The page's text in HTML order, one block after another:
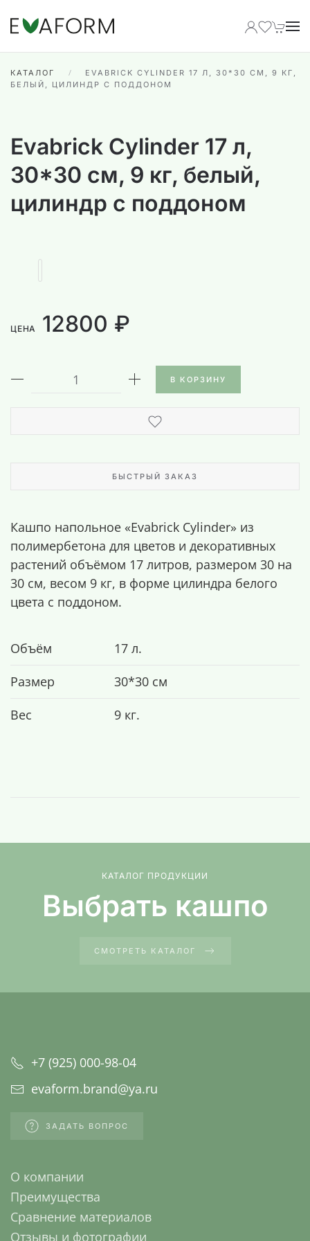
КАТАЛОГ
EVABRICK CYLINDER 17 Л, 30*30 СМ, 9 КГ,
БЕЛЫЙ, ЦИЛИНДР С ПОДДОНОМ
Evabrick Cylinder 17 л,
30*30 см, 9 кг, белый,
цилиндр с поддоном
ЦЕНА 12800 ₽
В КОРЗИНУ
БЫСТРЫЙ ЗАКАЗ
Кашпо напольное «Evabrick Cylinder» из
полимербетона для цветов и декоративных
растений объёмом 17 литров, размером 30 на
30 см, весом 9 кг, в форме цилиндра белого
цвета с поддоном.
Объём
17 л.
Размер
30*30 см
Вес
9 кг.
КАТАЛОГ ПРОДУКЦИИ
Выбрать кашпо
СМОТРЕТЬ КАТАЛОГ
+7 (925) 000-98-04
evaform.brand@ya.ru
ЗАДАТЬ ВОПРОС
О компании
Преимущества
Сравнение материалов
Отзывы и фотографии